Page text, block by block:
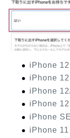
iPhone
iPhone
iPhone
iPhone
iPhone
iPhone